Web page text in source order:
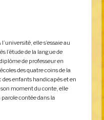
elle s’essaie au
l’étude de la langue de
de professeur en
des quatre coins de la
des enfants handicapés et en
moment du conte, elle
contée dans la